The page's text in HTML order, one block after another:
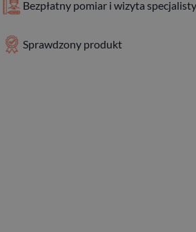
Bezpłatny pomiar i wizyta specjalisty
Sprawdzony produkt